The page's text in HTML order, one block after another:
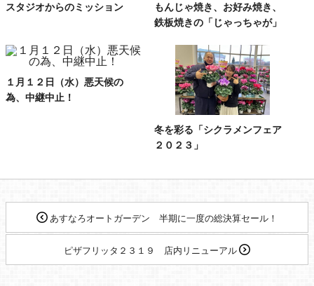
スタジオからのミッション
もんじゃ焼き、お好み焼き、
鉄板焼きの「じゃっちゃが」
１月１２日（水）悪天候の
為、中継中止！
冬を彩る「シクラメンフェア
２０２３」
あすなろオートガーデン 半期に一度の総決算セール！
ピザフリッタ２３１９ 店内リニューアル